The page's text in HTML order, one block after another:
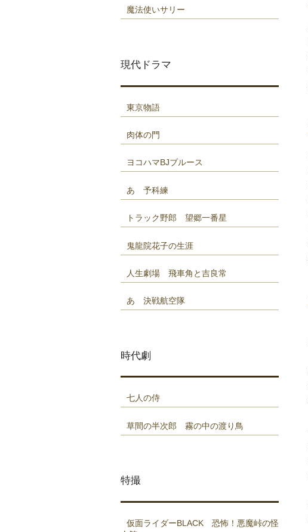
魔法使いサリー
現代ドラマ
東京物語
肉体の門
ヨコハマBJブルース
あゝ予科練
トラック野郎 望郷一番星
鬼龍院花子の生涯
人生劇場 飛車角と吉良常
あゝ決戦航空隊
時代劇
七人の侍
草間の半次郎 霧の中の渡り鳥
特撮
仮面ライダーBLACK 恐怖！悪魔峠の怪